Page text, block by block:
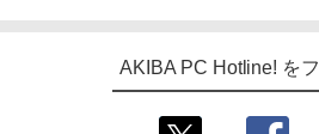
AKIBA PC Hotline! を